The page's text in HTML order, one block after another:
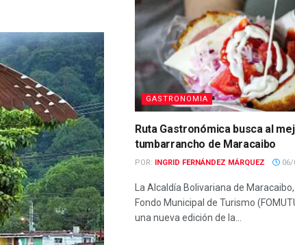
GASTRONOMIA
Ruta Gastronómica busca al
tumbarrancho de Maracaibo
POR: INGRID FERNÁNDEZ MÁRQUEZ 06/
La Alcaldía Bolivariana de
Fondo Municipal de Turismo
una nueva edición de la...